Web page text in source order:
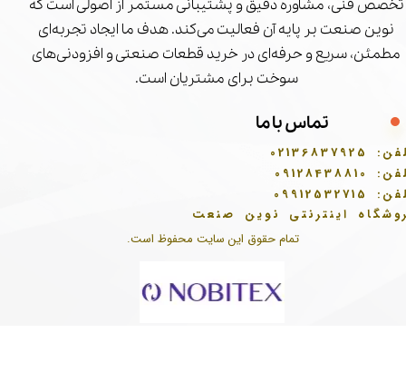
تمام حقوق این سایت محفوظ است.
تخصص فنی، مشاوره دقیق و پشتیبانی مستمر از اصولی است که
نوین صنعت بر پایه آن فعالیت می‌کند. هدف ما ایجاد تجربه‌ای
مطمئن، سریع و حرفه‌ای در خرید قطعات صنعتی و افزودنی‌های
سوخت برای مشتریان است.
تماس با ما
02136837925
09128438810
09912532715
اینترنتی نوین صنعت